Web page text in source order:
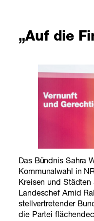
„Auf die
Das Bündnis Sahra
Kommunalwahl in
Kreisen und Städten
Landeschef Amid
stellvertretender
die Partei